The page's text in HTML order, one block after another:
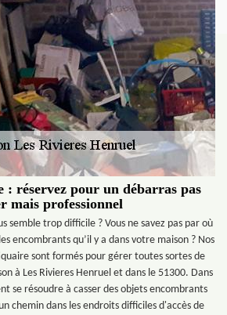
réservez pour un débarras pas
mais professionnel
semble trop difficile ? Vous ne savez pas par où
encombrants qu’il y a dans votre maison ? Nos
sont formés pour gérer toutes sortes de
à Les Rivieres Henruel et dans le 51300. Dans
se résoudre à casser des objets encombrants
chemin dans les endroits difficiles d'accès de